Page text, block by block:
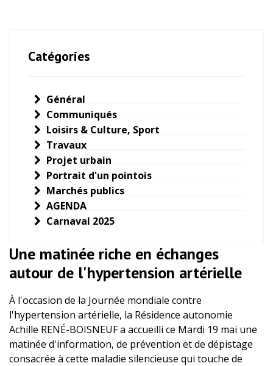
Catégories
Général
Communiqués
Loisirs & Culture, Sport
Travaux
Projet urbain
Portrait d'un pointois
Marchés publics
AGENDA
Carnaval 2025
Une matinée riche en échanges
autour de l'hypertension artérielle
À l'occasion de la Journée mondiale contre
l'hypertension artérielle, la Résidence autonomie
Achille RENÉ-BOISNEUF a accueilli ce Mardi 19 mai une
matinée d'information, de prévention et de dépistage
consacrée à cette maladie silencieuse qui touche de